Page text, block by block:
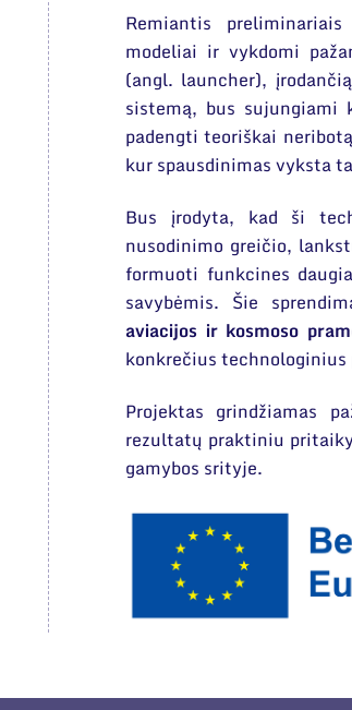
Remiantis
modeliai ir vykdomi
(angl. launcher),
sistemą, bus
padengti teoriškai
kur spausdinimas vyksta
Bus įrodyta, kad ši
nusodinimo greičio,
formuoti funkcines
savybėmis. Šie
aviacijos ir kosmoso
konkrečius
Projektas grindžiamas
rezultatų praktiniu
gamybos srityje.